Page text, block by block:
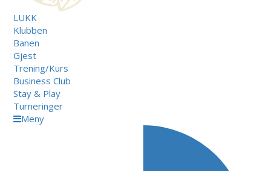
LUKK
Klubben
Banen
Gjest
Trening/Kurs
Business Club
Stay & Play
Turneringer
Meny